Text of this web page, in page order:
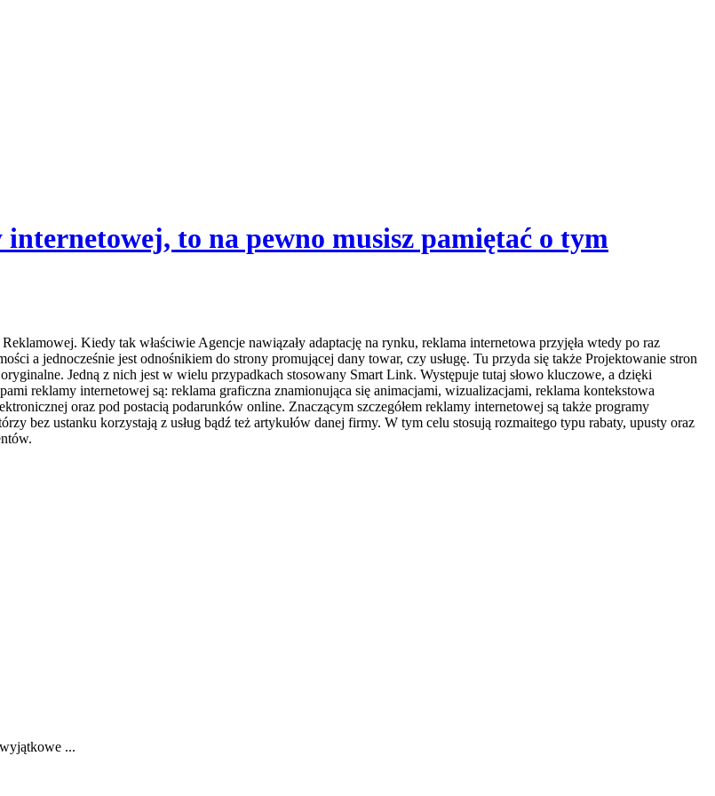
internetowej, to na pewno musisz pamiętać o tym
Kiedy tak właściwie Agencje nawiązały adaptację na rynku, reklama internetowa przyjęła wtedy po raz
a jednocześnie jest odnośnikiem do strony promującej dany towar, czy usługę. Tu przyda się także Projektowanie stron
Jedną z nich jest w wielu przypadkach stosowany Smart Link. Występuje tutaj słowo kluczowe, a dzięki
reklamy internetowej są: reklama graficzna znamionująca się animacjami, wizualizacjami, reklama kontekstowa
oraz pod postacią podarunków online. Znaczącym szczegółem reklamy internetowej są także programy
bez ustanku korzystają z usług bądź też artykułów danej firmy. W tym celu stosują rozmaitego typu rabaty, upusty oraz
...